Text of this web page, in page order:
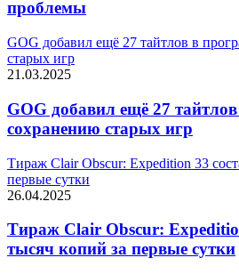
проблемы
GOG добавил ещё 27 тайтлов в
старых игр
21.03.2025
GOG добавил ещё 27
сохранению старых игр
Тираж Clair Obscur: Expedition 33
первые сутки
26.04.2025
Тираж Clair Obscur:
тысяч копий за первые сутки